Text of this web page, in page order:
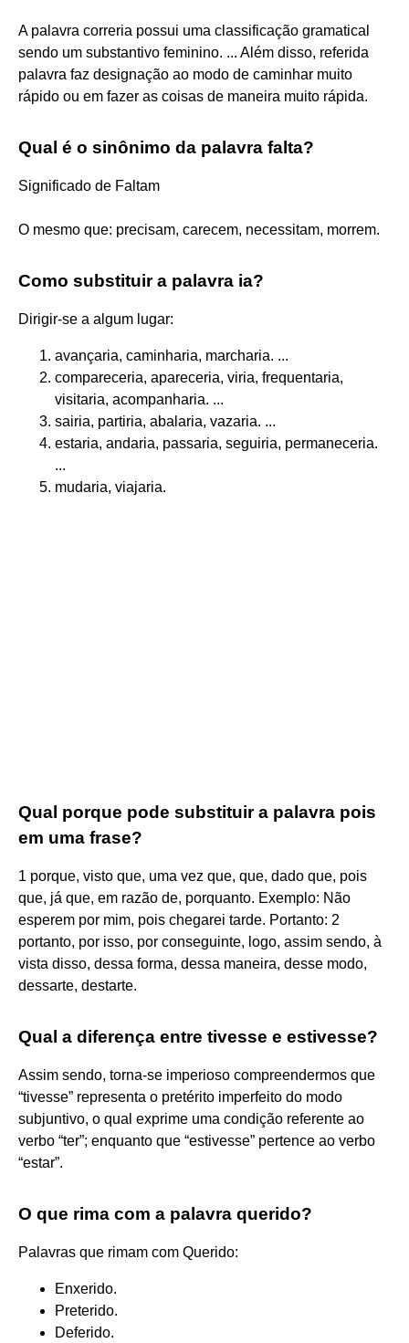
A palavra correria possui uma classificação gramatical
sendo um substantivo feminino. ... Além disso, referida
palavra faz designação ao modo de caminhar muito
rápido ou em fazer as coisas de maneira muito rápida.
Qual é o sinônimo da palavra falta?
Significado de Faltam
O mesmo que: precisam, carecem, necessitam, morrem.
Como substituir a palavra ia?
Dirigir-se a algum lugar:
avançaria, caminharia, marcharia. ...
compareceria, apareceria, viria, frequentaria,
visitaria, acompanharia. ...
sairia, partiria, abalaria, vazaria. ...
estaria, andaria, passaria, seguiria, permaneceria.
...
mudaria, viajaria.
Qual porque pode substituir a palavra pois
em uma frase?
1 porque, visto que, uma vez que, que, dado que, pois
que, já que, em razão de, porquanto. Exemplo: Não
esperem por mim, pois chegarei tarde. Portanto: 2
portanto, por isso, por conseguinte, logo, assim sendo, à
vista disso, dessa forma, dessa maneira, desse modo,
dessarte, destarte.
Qual a diferença entre tivesse e estivesse?
Assim sendo, torna-se imperioso compreendermos que
“tivesse” representa o pretérito imperfeito do modo
subjuntivo, o qual exprime uma condição referente ao
verbo “ter”; enquanto que “estivesse” pertence ao verbo
“estar”.
O que rima com a palavra querido?
Palavras que rimam com Querido:
Enxerido.
Preterido.
Deferido.